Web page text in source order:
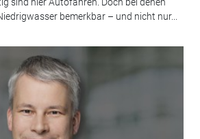
bemerkbar – und nicht nur...